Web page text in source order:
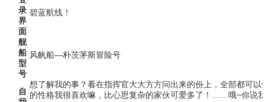
录
界
面
碧蓝航线！
舰
船
型
号
风帆船—朴茨茅斯冒险号
自
想了解我的事？看在指挥官大大方方问出来的份上，全部都可
的性格我很喜欢嘛，比心思复杂的家伙可爱多了！……哦~你说